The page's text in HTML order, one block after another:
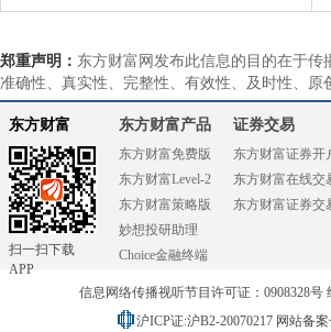
郑重声明： 东方财富网发布此信息的目的在于
准确性、真实性、完整性、有效性、及时性、
东方财富
扫一扫下载
APP
东方财富产品
东方财富免费版
东方财富Level-2
东方财富策略版
妙想投研助理
Choice金融终端
证券交易
东方财富证券开
东方财富在线交
东方财富证券交
信息网络传播视听节目许可证：0908328号
沪ICP证:沪B2-20070217 网站备